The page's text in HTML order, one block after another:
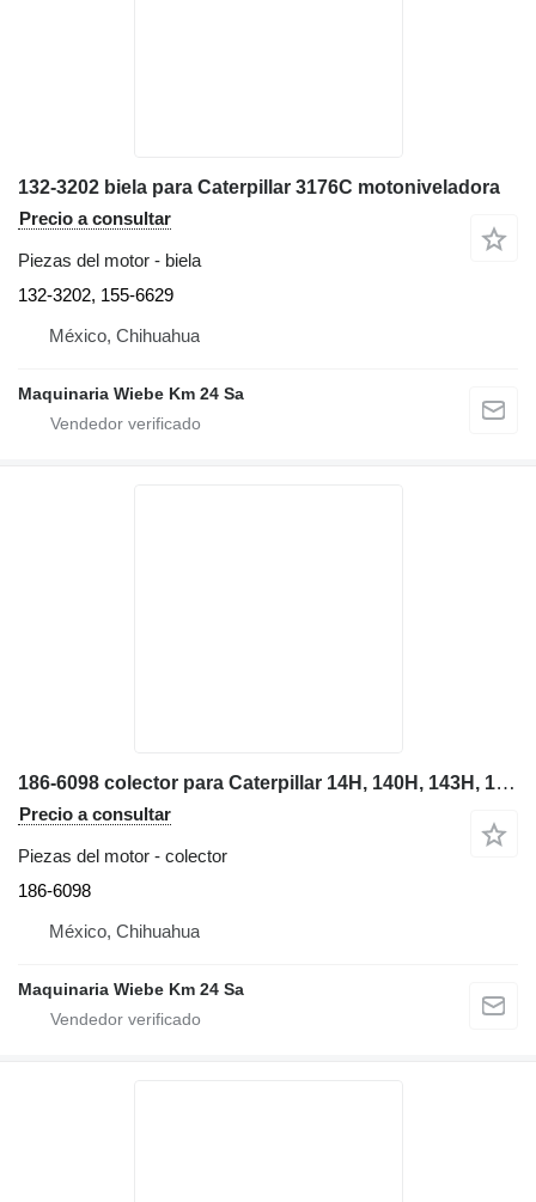
132-3202 biela para Caterpillar 3176C motoniveladora
Precio a consultar
Piezas del motor - biela
132-3202, 155-6629
México, Chihuahua
Maquinaria Wiebe Km 24 Sa
186-6098 colector para Caterpillar 14H, 140H, 143H, 160H, 163H motoniveladora
Precio a consultar
Piezas del motor - colector
186-6098
México, Chihuahua
Maquinaria Wiebe Km 24 Sa